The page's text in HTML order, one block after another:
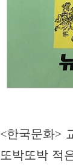
<한국문화>
또박또박 적